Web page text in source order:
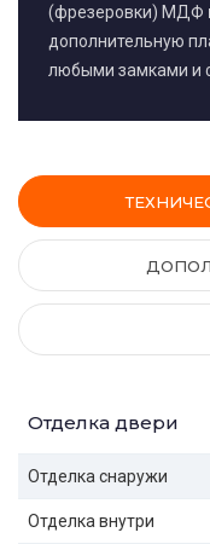
(фрезеровки) МДФ
дополнительную
любыми замками и
Отделка двери
Отделка снаружи
Отделка внутри